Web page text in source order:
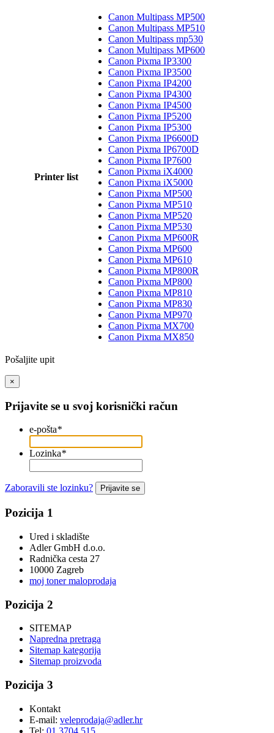
Printer list
Canon Multipass MP500
Canon Multipass MP510
Canon Multipass mp530
Canon Multipass MP600
Canon Pixma IP3300
Canon Pixma IP3500
Canon Pixma IP4200
Canon Pixma IP4300
Canon Pixma IP4500
Canon Pixma IP5200
Canon Pixma IP5300
Canon Pixma IP6600D
Canon Pixma IP6700D
Canon Pixma IP7600
Canon Pixma iX4000
Canon Pixma iX5000
Canon Pixma MP500
Canon Pixma MP510
Canon Pixma MP520
Canon Pixma MP530
Canon Pixma MP600R
Canon Pixma MP600
Canon Pixma MP610
Canon Pixma MP800R
Canon Pixma MP800
Canon Pixma MP810
Canon Pixma MP830
Canon Pixma MP970
Canon Pixma MX700
Canon Pixma MX850
Pošaljite upit
×
Prijavite se u svoj korisnički račun
e-pošta*
Lozinka*
Zaboravili ste lozinku? Prijavite se
Pozicija 1
Ured i skladište
Adler GmbH d.o.o.
Radnička cesta 27
10000 Zagreb
moj toner maloprodaja
Pozicija 2
SITEMAP
Napredna pretraga
Sitemap kategorija
Sitemap proizvoda
Pozicija 3
Kontakt
E-mail: veleprodaja@adler.hr
Tel: 01 3704 515